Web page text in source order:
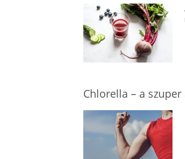
Chlorella – a szuper